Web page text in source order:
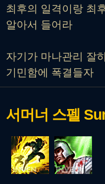
최후의 일격이랑 최
알아서 들어라
자기가 마나관리 잘
기민함에 폭결들자
서머너 스펠